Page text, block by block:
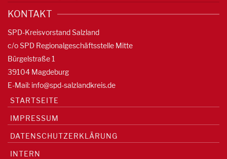
KONTAKT
SPD-Kreisvorstand Salzland
c/o SPD Regionalgeschäftsstelle Mitte
Bürgelstraße 1
39104 Magdeburg
E-Mail: info@spd-salzlandkreis.de
STARTSEITE
IMPRESSUM
DATENSCHUTZERKLÄRUNG
INTERN